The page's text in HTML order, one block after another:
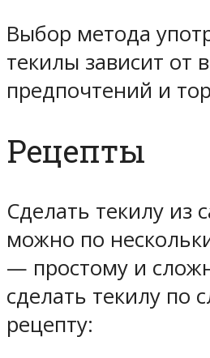
Выбор метода
текилы зависит от
предпочтений и
Рецепты
Сделать текилу из
можно по
— простому и
сделать текилу по
рецепту: